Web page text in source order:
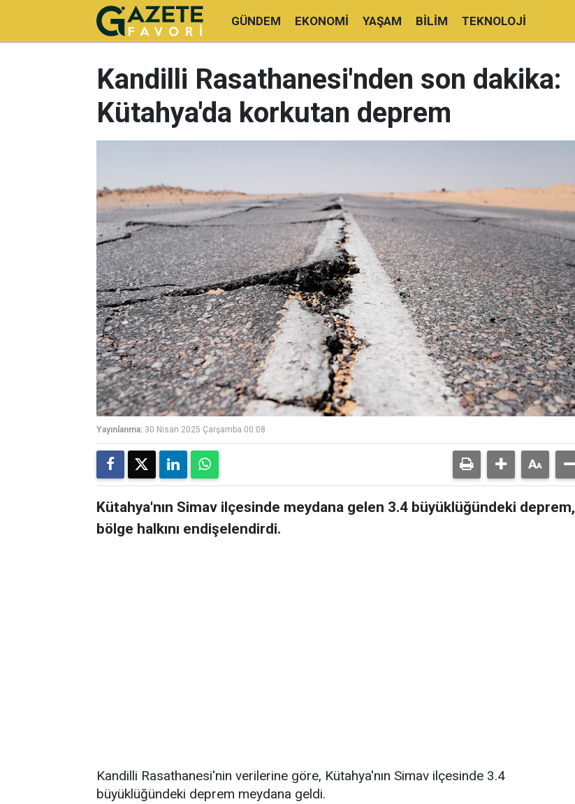
GÜNDEM EKONOMI YAŞAM BILIM TEKNOLOJI
Kandilli Rasathanesi'nden son dakika:
Kütahya'da korkutan deprem
Yayınlanma: 30 Nisan 2025 Çarşamba 00:08
Kütahya'nın Simav ilçesinde meydana gelen 3.4 büyüklüğündeki deprem,
bölge halkını endişelendirdi.
Kandilli Rasathanesi'nin verilerine göre, Kütahya'nın Simav ilçesinde 3.4
büyüklüğündeki deprem meydana geldi.